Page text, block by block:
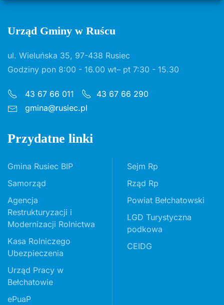
Urząd Gminy w Ruścu
ul. Wieluńska 35, 97-438 Rusiec
Godziny pon 8:00 - 16.00 wt– pt 7:30 - 15.30
43 67 66 011
43 67 66 290
gmina@rusiec.pl
Przydatne linki
Gmina Rusiec BIP
Samorząd
Agencja
Restrukturyzacji i
Modernizacji Rolnictwa
Kasa Rolniczego
Ubezpieczenia
Urząd Pracy w
Bełchatowie
ePuaP
Sejm Rp
Rząd Rp
Powiat Bełchatowski
LGD Turystyczna
podkowa
CEIDG